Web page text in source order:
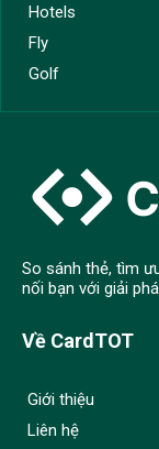
Hotels
Fly
Golf
So sánh thẻ, tìm
nối bạn với giải
Về CardTOT
Giới thiệu
Liên hệ